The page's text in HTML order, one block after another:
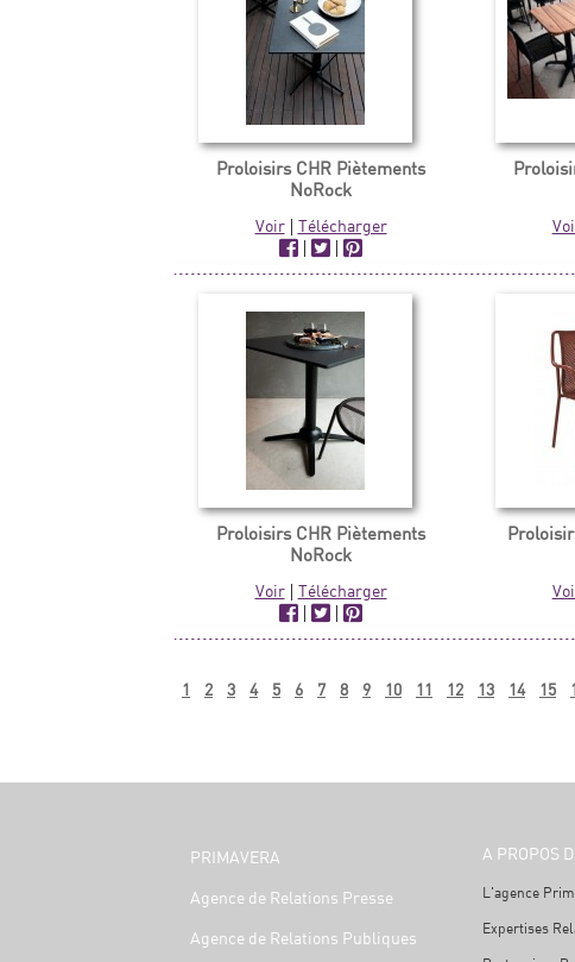
Proloisirs CHR Piètements
NoRock
Voir| Télécharger
|
|
Proloisirs CHR Piètements
NoRock
Voir| Télécharger
|
|
1
2 3 4 5 6 7 8 9 10 11 12 13 14 15
PRIMAVERA
Agence de Relations Presse
Agence de Relations Publiques
A PROPOS
L'agence
Expertises